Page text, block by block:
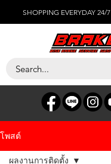
SHOPPING EVERYDAY 24/7
โพสต์
ผลงานการติดตั้ง